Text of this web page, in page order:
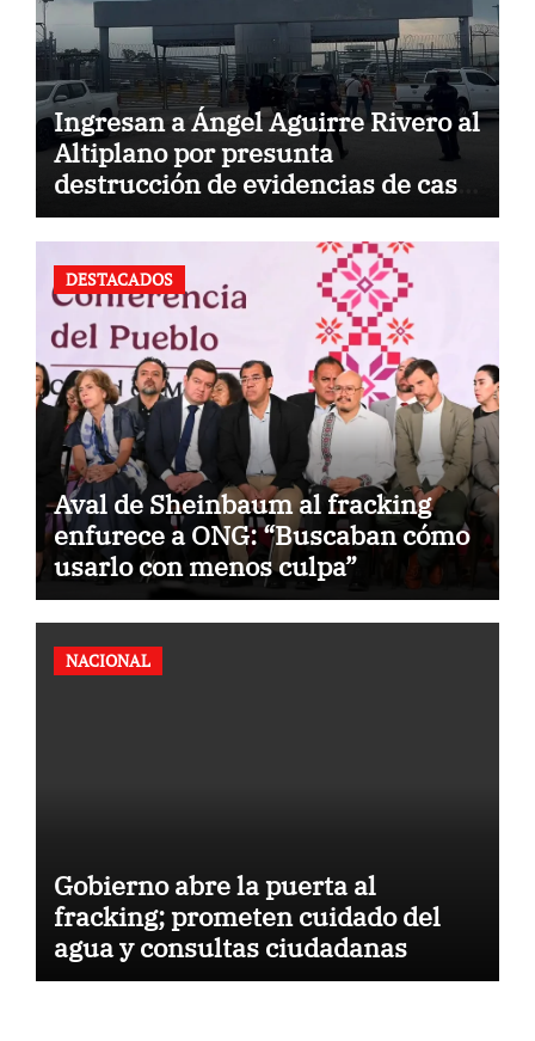
Ingresan a Ángel Aguirre Rivero al
Altiplano por presunta
destrucción de evidencias de caso
Ayotzinapa
DESTACADOS
Aval de Sheinbaum al fracking
enfurece a ONG: “Buscaban cómo
usarlo con menos culpa”
NACIONAL
Gobierno abre la puerta al
fracking; prometen cuidado del
agua y consultas ciudadanas